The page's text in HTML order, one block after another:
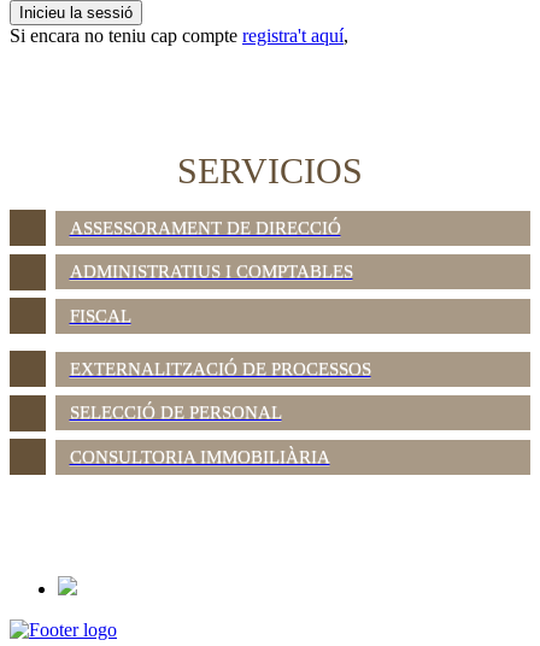
Inicieu la sessió
Si encara no teniu cap compte registra't aquí,
SERVICIOS
ASSESSORAMENT DE DIRECCIÓ
ADMINISTRATIUS I COMPTABLES
FISCAL
EXTERNALITZACIÓ DE PROCESSOS
SELECCIÓ DE PERSONAL
CONSULTORIA IMMOBILIÀRIA